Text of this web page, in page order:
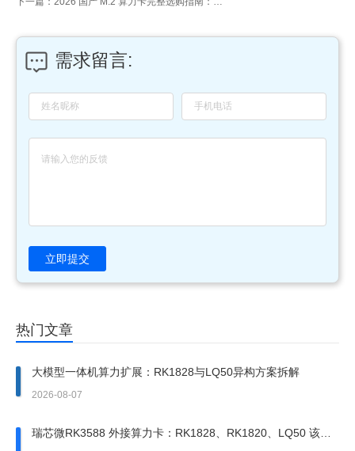
需求留言:
立即提交
热门文章
大模型一体机算力扩展：RK1828与LQ50异构方案拆解
2026-08-07
瑞芯微RK3588 外接算力卡：RK1828、RK1820、LQ50 该上